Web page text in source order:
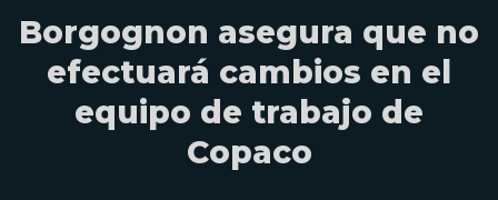
Borgognon asegura que no
efectuará cambios en el
equipo de trabajo de
Copaco